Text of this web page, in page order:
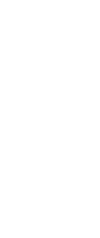
Was verbirgt sich
Halbschalenhelm
steht: Ihr Gesicht
vorne nur die
und minimalen
Augenschilden
ausgesetzt sind,
Angenommen, Sie
Windabweiser,
Sie brauchen, um
zu schützen.
solchen Helms